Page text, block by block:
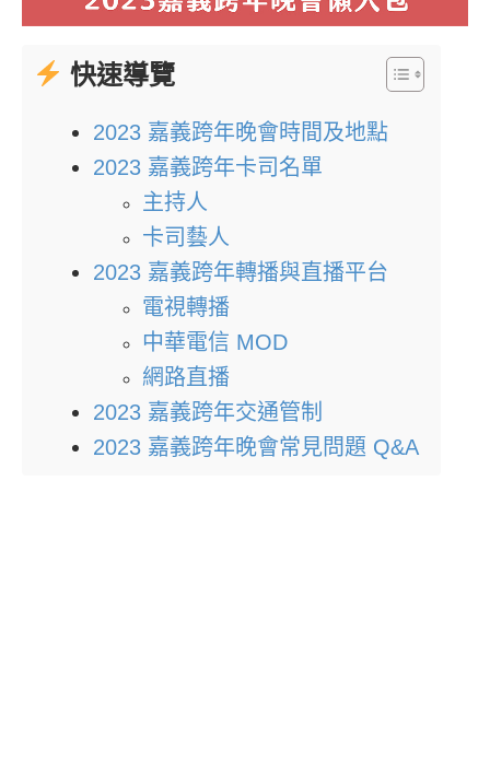
快速導覽
2023 嘉義跨年晚會時間及地點
2023 嘉義跨年卡司名單
主持人
卡司藝人
2023 嘉義跨年轉播與直播平台
電視轉播
中華電信 MOD
網路直播
2023 嘉義跨年交通管制
2023 嘉義跨年晚會常見問題 Q&A